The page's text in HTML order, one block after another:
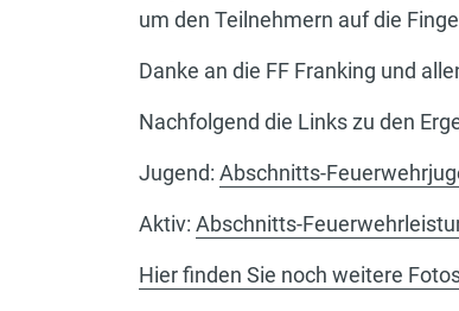
um den Teilnehmern auf die
Danke an die FF Franking und
Nachfolgend die Links zu den
Jugend: Abschnitts-
Aktiv: Abschnitts-
Hier finden Sie noch weitere